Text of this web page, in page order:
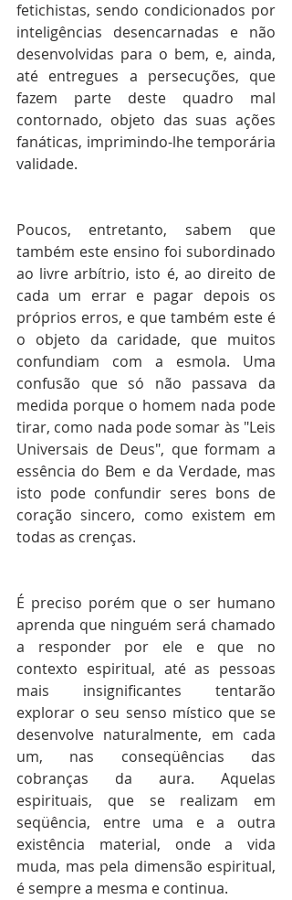
fetichistas, sendo condicionados por
inteligências desencarnadas e não
desenvolvidas para o bem, e, ainda,
até entregues a persecuções, que
fazem parte deste quadro mal
contornado, objeto das suas ações
fanáticas, imprimindo-lhe temporária
validade.
Poucos, entretanto, sabem que
também este ensino foi subordinado
ao livre arbítrio, isto é, ao direito de
cada um errar e pagar depois os
próprios erros, e que também este é
o objeto da caridade, que muitos
confundiam com a esmola. Uma
confusão que só não passava da
medida porque o homem nada pode
tirar, como nada pode somar às "Leis
Universais de Deus", que formam a
essência do Bem e da Verdade, mas
isto pode confundir seres bons de
coração sincero, como existem em
todas as crenças.
É preciso porém que o ser humano
aprenda que ninguém será chamado
a responder por ele e que no
contexto espiritual, até as pessoas
mais insignificantes tentarão
explorar o seu senso místico que se
desenvolve naturalmente, em cada
um, nas conseqüências das
cobranças da aura. Aquelas
espirituais, que se realizam em
seqüência, entre uma e a outra
existência material, onde a vida
muda, mas pela dimensão espiritual,
é sempre a mesma e continua.